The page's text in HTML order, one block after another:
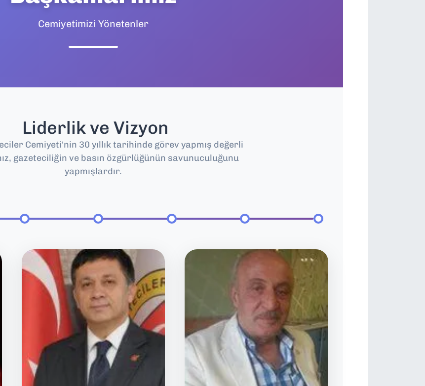
Cemiyetimizi Yönetenler
Liderlik ve Vizyon
Cemiyeti'nin 30 yıllık tarihinde görev yapmış değerli
gazeteciliğin ve basın özgürlüğünün savunuculuğunu
yapmışlardır.